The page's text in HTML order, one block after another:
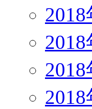
2018
2018
2018
2018